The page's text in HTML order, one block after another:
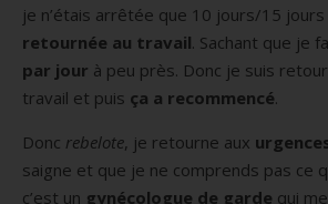
je n’étais arrêtée que 10 jours/15
retournée au travail. Sachant que je
par jour à peu près. Donc je suis
travail et puis ça a recommencé.
Donc rebelote, je retourne aux
saigne et que je ne comprends pas ce
c’est un gynécologue de garde qui